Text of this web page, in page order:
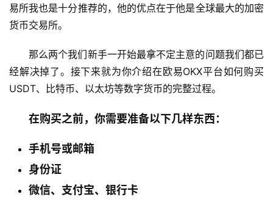
易所我也是十分推荐的，他的优点在于他是全球最大的加密
货币交易所。
那么两个我们新手一开始最拿不定主意的问题我们都已
经解决掉了。接下来就为你介绍在欧易OKX平台如何购买
USDT、比特币、以太坊等数字货币的完整过程。
在购买之前，你需要准备以下几样东西：
手机号或邮箱
身份证
微信、支付宝、银行卡